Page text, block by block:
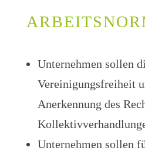
Unternehmen sollen
Vereinigungsfreiheit
Anerkennung des
Unternehmen sollen